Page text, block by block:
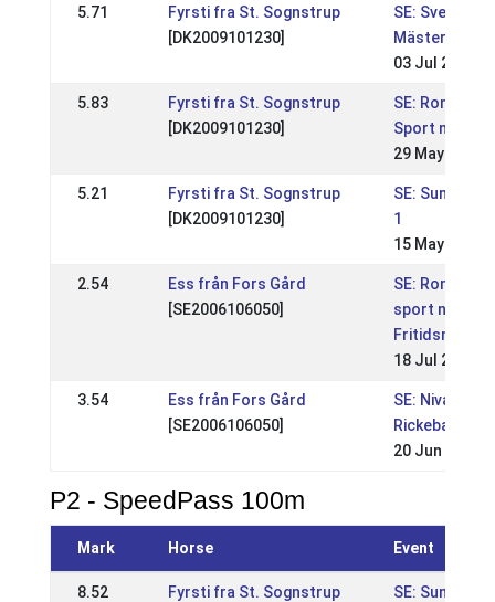
5.71
Fyrsti fra St. Sognstrup
[DK2009101230]
SE: Svenska
03 Jul 2022
5.83
Fyrsti fra St. Sognstrup
[DK2009101230]
SE: Rommeis
Sport nivå 1
29 May 2022
5.21
Fyrsti fra St. Sognstrup
[DK2009101230]
SE:
1
15 May 2022
2.54
Ess från Fors Gård
[SE2006106050]
SE: Rommeis
sport nivå 2 &
18 Jul 2021
3.54
Ess från Fors Gård
[SE2006106050]
SE: Nivå 1 på
Rickebasta
20 Jun 2021
P2 - SpeedPass 100m
Mark Horse Event
8.52
Fyrsti fra St. Sognstrup
SE: